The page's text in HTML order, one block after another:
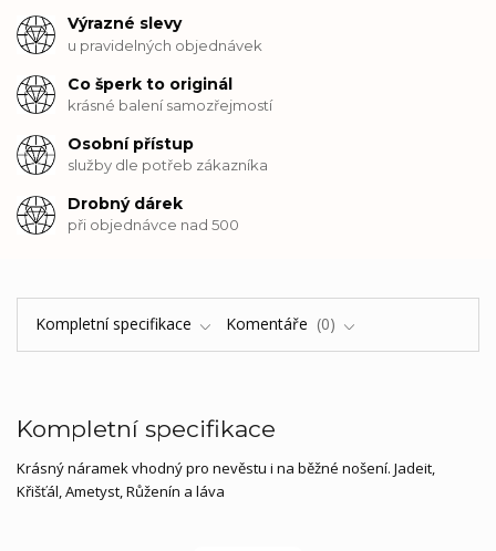
Výrazné slevy
u pravidelných objednávek
Co šperk to originál
krásné balení samozřejmostí
Osobní přístup
služby dle potřeb zákazníka
Drobný dárek
při objednávce nad 500
Kompletní specifikace Komentáře 0
Kompletní specifikace
Krásný náramek vhodný pro nevěstu i na běžné nošení. Jadeit,
Křišťál, Ametyst, Růženín a láva